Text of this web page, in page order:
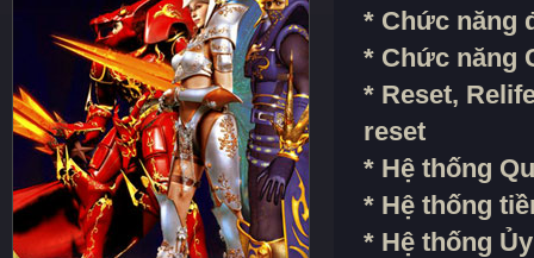
* Chức năng
* Chức năng
* Reset,
reset
* Hệ thống
* Hệ thống
* Hệ thống